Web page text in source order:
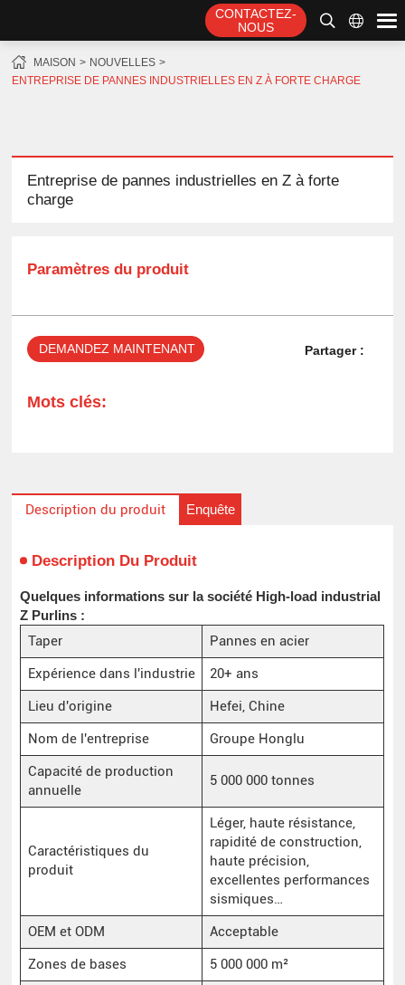
CONTACTEZ-
NOUS
MAISON
NOUVELLES
ENTREPRISE DE PANNES INDUSTRIELLES EN Z À FORTE CHARGE
Entreprise de pannes industrielles en Z à forte
charge
Paramètres du produit
DEMANDEZ MAINTENANT Partager :
Mots clés:
Description du produit Enquête
Description Du Produit
Quelques informations sur la société High-load industrial
Z Purlins :
Taper
Pannes en acier
Expérience dans l'industrie
20+ ans
Lieu d'origine
Hefei, Chine
Nom de l'entreprise
Groupe Honglu
Capacité de production
annuelle
5 000 000 tonnes
Caractéristiques du
produit
Léger, haute résistance,
rapidité de construction,
haute précision,
excellentes performances
sismiques…
OEM et ODM
Acceptable
Zones de bases
5 000 000 m²